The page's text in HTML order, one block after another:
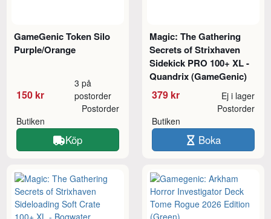
GameGenic Token Silo
Purple/Orange
150 kr
3 på
postorder
Butiken
Postorder
Köp
Magic: The Gathering
Secrets of Strixhaven
Sidekick PRO 100+ XL -
Quandrix (GameGenic)
379 kr Ej i lager
Butiken
Postorder
Boka